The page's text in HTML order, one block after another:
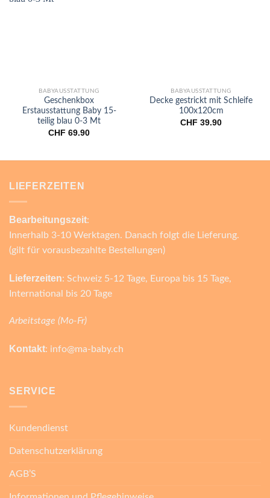
BABYAUSSTATTUNG
Geschenkbox
Erstausstattung Baby 15-
teilig blau 0-3 Mt
CHF 69.90
BABYAUSSTATTUNG
Decke gestrickt mit Schleife
100x120cm
CHF 39.90
LIEFERZEITEN
Bearbeitungszeit:
Innerhalb 3-10 Werktagen. Danach folgt die Lieferung.
(gilt für vorausbezahlte Bestellungen)
Lieferzeiten: Schweiz 5-12 Tage, Europa bis 15 Tage,
International bis 20 Tage
Arbeitstage (Mo-Fr)
Kontakt: info@ma-baby.ch
SERVICE
Kundendienst
Datenschutzerklärung
AGB’S